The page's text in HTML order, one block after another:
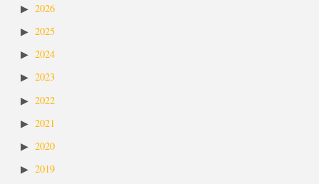
2026
2025
2024
2023
2022
2021
2020
2019